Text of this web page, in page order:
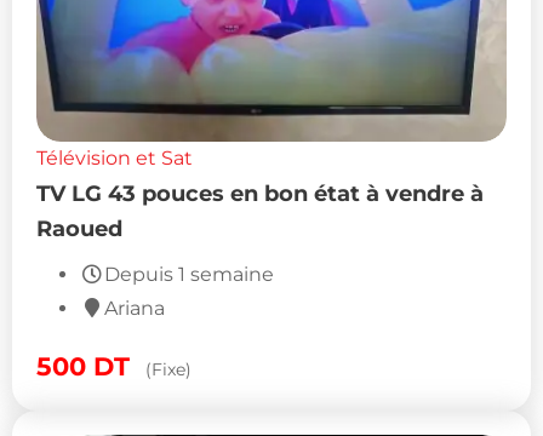
Télévision et Sat
TV LG 43 pouces en bon état à vendre à
Raoued
Depuis 1 semaine
Ariana
500 DT (Fixe)